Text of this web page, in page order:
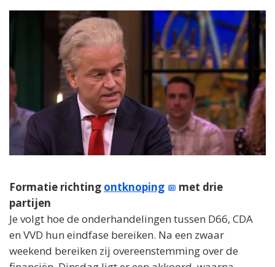
Formatie richting ontknoping
met drie
partijen
Je volgt hoe de onderhandelingen tussen D66, CDA
en VVD hun eindfase bereiken. Na een zwaar
weekend bereiken zij overeenstemming over de